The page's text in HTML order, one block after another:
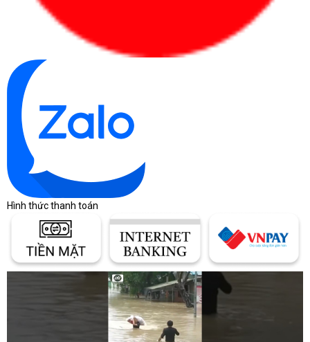
Hình thức thanh toán